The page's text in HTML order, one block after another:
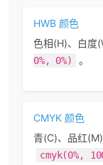
HWB 颜色
色相(H)、白度
0%, 0%)
。
CMYK 颜色
青(C)、品红
cmyk(0%,